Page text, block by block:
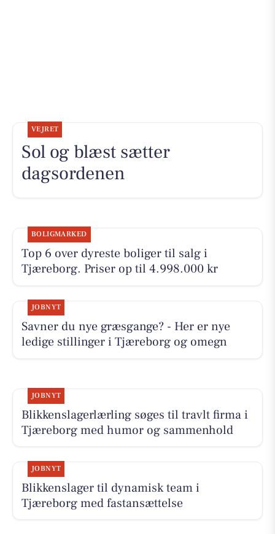
VEJRET
Sol og blæst sætter
dagsordenen
BOLIGMARKED
Top 6 over dyreste boliger til salg i
Tjæreborg. Priser op til 4.998.000 kr
JOBNYT
Savner du nye græsgange? - Her er nye
ledige stillinger i Tjæreborg og omegn
JOBNYT
Blikkenslagerlærling søges til travlt firma i
Tjæreborg med humor og sammenhold
JOBNYT
Blikkenslager til dynamisk team i
Tjæreborg med fastansættelse